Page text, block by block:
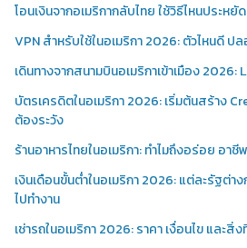
โอนเงินจากอเมริกากลับไทย ใช้วิธีไหนประห
VPN สำหรับใช้ในอเมริกา 2026: ตัวไหนดี ป
เดินทางจากสนามบินอเมริกาเข้าเมือง 2026:
บัตรเครดิตในอเมริกา 2026: เริ่มต้นสร้าง
ต้องระวัง
ร้านอาหารไทยในอเมริกา: ทำไมถึงอร่อย อาชี
เงินเดือนขั้นต่ำในอเมริกา 2026: แต่ละรัฐต่า
ไปทำงาน
เช่ารถในอเมริกา 2026: ราคา เงื่อนไข และ